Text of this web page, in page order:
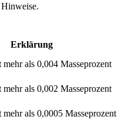
Erklärung
mehr als 0,004 Masseprozent
mehr als 0,002 Masseprozent
mehr als 0,0005 Masseprozent